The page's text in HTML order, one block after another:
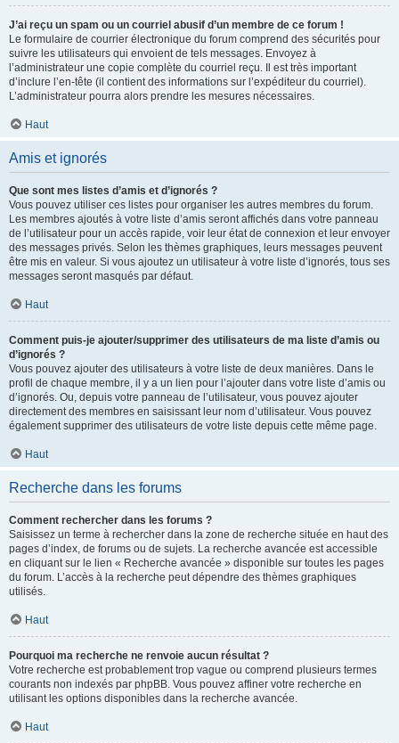
J’ai reçu un spam ou un courriel abusif d’un membre de ce forum !
Le formulaire de courrier électronique du forum comprend des sécurités pour
suivre les utilisateurs qui envoient de tels messages. Envoyez à
l’administrateur une copie complète du courriel reçu. Il est très important
d’inclure l’en-tête (il contient des informations sur l’expéditeur du courriel).
L’administrateur pourra alors prendre les mesures nécessaires.
Haut
Amis et ignorés
Que sont mes listes d’amis et d’ignorés ?
Vous pouvez utiliser ces listes pour organiser les autres membres du forum.
Les membres ajoutés à votre liste d’amis seront affichés dans votre panneau
de l’utilisateur pour un accès rapide, voir leur état de connexion et leur envoyer
des messages privés. Selon les thèmes graphiques, leurs messages peuvent
être mis en valeur. Si vous ajoutez un utilisateur à votre liste d’ignorés, tous ses
messages seront masqués par défaut.
Haut
Comment puis-je ajouter/supprimer des utilisateurs de ma liste d’amis ou
d’ignorés ?
Vous pouvez ajouter des utilisateurs à votre liste de deux manières. Dans le
profil de chaque membre, il y a un lien pour l’ajouter dans votre liste d’amis ou
d’ignorés. Ou, depuis votre panneau de l’utilisateur, vous pouvez ajouter
directement des membres en saisissant leur nom d’utilisateur. Vous pouvez
également supprimer des utilisateurs de votre liste depuis cette même page.
Haut
Recherche dans les forums
Comment rechercher dans les forums ?
Saisissez un terme à rechercher dans la zone de recherche située en haut des
pages d’index, de forums ou de sujets. La recherche avancée est accessible
en cliquant sur le lien « Recherche avancée » disponible sur toutes les pages
du forum. L’accès à la recherche peut dépendre des thèmes graphiques
utilisés.
Haut
Pourquoi ma recherche ne renvoie aucun résultat ?
Votre recherche est probablement trop vague ou comprend plusieurs termes
courants non indexés par phpBB. Vous pouvez affiner votre recherche en
utilisant les options disponibles dans la recherche avancée.
Haut